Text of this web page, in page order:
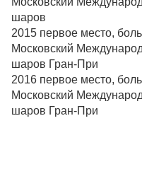
шаров
2015 первое место,
Московский
шаров Гран-При
2016 первое место,
Московский
шаров Гран-При